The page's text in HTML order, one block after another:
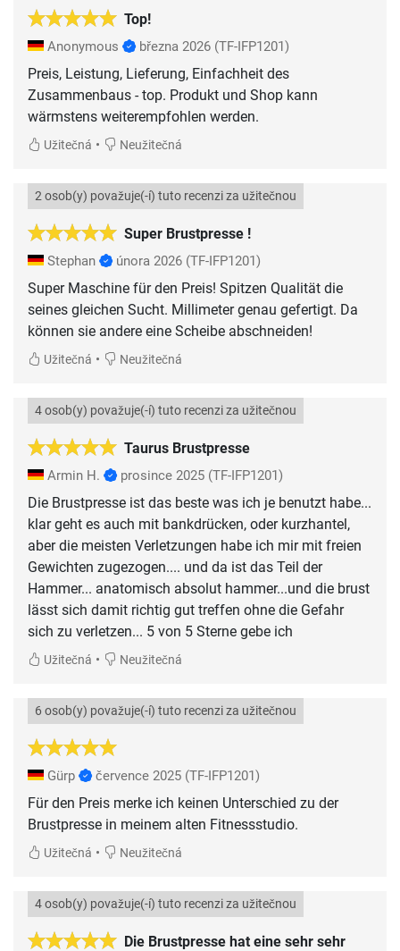
Top!
Anonymous března 2026 (TF-IFP1201)
Preis, Leistung, Lieferung, Einfachheit des
Zusammenbaus - top. Produkt und Shop kann
wärmstens weiterempfohlen werden.
Užitečná • Neužitečná
Super Brustpresse !
2 osob(y) považuje(-í) tuto recenzi za užitečnou
Stephan února 2026 (TF-IFP1201)
Super Maschine für den Preis! Spitzen Qualität die
seines gleichen Sucht. Millimeter genau gefertigt. Da
können sie andere eine Scheibe abschneiden!
Užitečná • Neužitečná
Taurus Brustpresse
4 osob(y) považuje(-í) tuto recenzi za užitečnou
Armin H. prosince 2025 (TF-IFP1201)
Die Brustpresse ist das beste was ich je benutzt habe...
klar geht es auch mit bankdrücken, oder kurzhantel,
aber die meisten Verletzungen habe ich mir mit freien
Gewichten zugezogen.... und da ist das Teil der
Hammer... anatomisch absolut hammer...und die brust
lässt sich damit richtig gut treffen ohne die Gefahr
sich zu verletzen... 5 von 5 Sterne gebe ich
Užitečná • Neužitečná
6 osob(y) považuje(-í) tuto recenzi za užitečnou
Gürp července 2025 (TF-IFP1201)
Für den Preis merke ich keinen Unterschied zu der
Brustpresse in meinem alten Fitnessstudio.
Užitečná • Neužitečná
Die Brustpresse hat eine sehr sehr
4 osob(y) považuje(-í) tuto recenzi za užitečnou